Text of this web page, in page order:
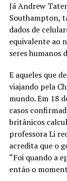
Já Andrew
Southampton,
dados de
equivalente ao
seres humanos
E aqueles que
viajando pela
mundo. Em 18
casos
britânicos
professora Li
acredita que o
“Foi quando a
então o